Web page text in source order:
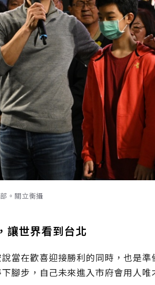
。關立衡攝
讓世界看到台北
當在歡喜迎接勝利的同時，也是
腳步，自己未來進入市府會用人